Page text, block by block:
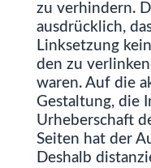
zu verhindern.
ausdrücklich,
Linksetzung
den zu
waren. Auf die
Gestaltung, die
Urheberschaft
Seiten hat der
Deshalb